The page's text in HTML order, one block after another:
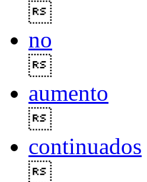
no
aumento
continuados